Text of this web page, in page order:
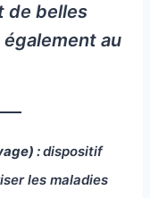
de belles
au
:dispositif
les maladies